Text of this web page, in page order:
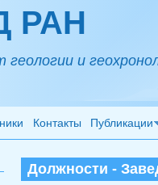
РАН
и
Контакты Публикации
Должности -